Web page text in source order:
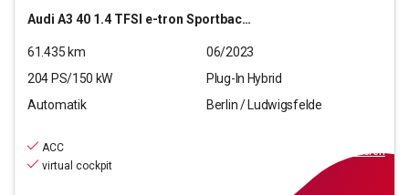
Audi A3 40 1.4 TFSI e-tron Sportback basis
61.435 km
06/2023
204 PS/150 kW
Plug-In Hybrid
Automatik
Berlin / Ludwigsfelde
ACC
virtual cockpit
finanzieren